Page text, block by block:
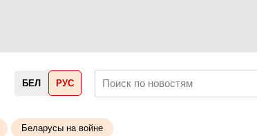
БЕЛ РУС
Беларусы на войне